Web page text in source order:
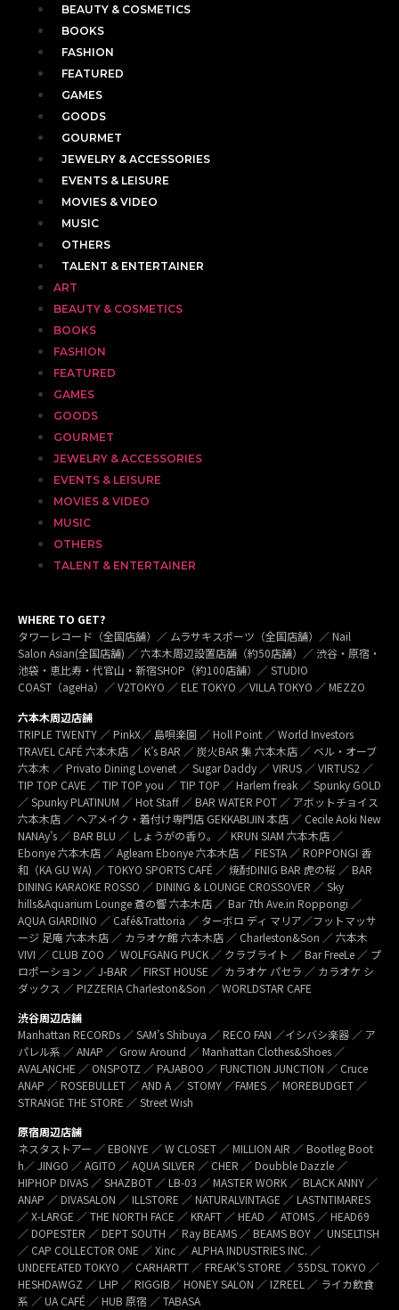
BEAUTY & COSMETICS
BOOKS
FASHION
FEATURED
GAMES
GOODS
GOURMET
JEWELRY & ACCESSORIES
EVENTS & LEISURE
MOVIES & VIDEO
MUSIC
OTHERS
TALENT & ENTERTAINER
ART
BEAUTY & COSMETICS
BOOKS
FASHION
FEATURED
GAMES
GOODS
GOURMET
JEWELRY & ACCESSORIES
EVENTS & LEISURE
MOVIES & VIDEO
MUSIC
OTHERS
TALENT & ENTERTAINER
WHERE TO GET?
タワーレコード（全国店舗）／ ムラサキスポーツ（全国店舗）／ Nail
Salon Asian(全国店舗) ／ 六本木周辺設置店舗（約50店舗）／ 渋谷・原宿・
池袋・恵比寿・代官山・新宿SHOP（約100店舗）／ STUDIO
COAST（ageHa）／ V2TOKYO ／ ELE TOKYO ／VILLA TOKYO ／ MEZZO
六本木周辺店舗
TRIPLE TWENTY ／ PinkX／ 島唄楽園 ／ Holl Point ／ World Investors
TRAVEL CAFÉ 六本木店 ／ K’s BAR ／ 炭火BAR 集 六本木店 ／ ベル・オーブ
六本木 ／ Privato Dining Lovenet ／ Sugar Daddy ／ VIRUS ／ VIRTUS2 ／
TIP TOP CAVE ／ TIP TOP you ／ TIP TOP ／ Harlem freak ／ Spunky GOLD
／ Spunky PLATINUM ／ Hot Staff ／ BAR WATER POT ／ アボットチョイス
六本木店 ／ ヘアメイク・着付け専門店 GEKKABIJIN 本店 ／ Cecile Aoki New
NANAy’s ／ BAR BLU ／ しょうがの香り。／ KRUN SIAM 六本木店 ／
Ebonye 六本木店 ／ Agleam Ebonye 六本木店 ／ FIESTA ／ ROPPONGI 香
和（KA GU WA) ／ TOKYO SPORTS CAFÉ ／ 焼酎DINIG BAR 虎の桜 ／ BAR
DINING KARAOKE ROSSO ／ DINING & LOUNGE CROSSOVER ／ Sky
hills&Aquarium Lounge 蒼の響 六本木店 ／ Bar 7th Ave.in Roppongi ／
AQUA GIARDINO ／ Café&Trattoria ／ ターボロ ディ マリア／フットマッサ
ージ 足庵 六本木店 ／ カラオケ館 六本木店 ／ Charleston&Son ／ 六本木
VIVI ／ CLUB ZOO ／ WOLFGANG PUCK ／ クラブライト ／ Bar FreeLe ／ プ
ロポーション ／ J-BAR ／ FIRST HOUSE ／ カラオケ パセラ ／ カラオケ シ
ダックス ／ PIZZERIA Charleston&Son ／ WORLDSTAR CAFE
渋谷周辺店舗
Manhattan RECORDs ／ SAM’s Shibuya ／ RECO FAN ／イシバシ楽器 ／ ア
パレル系 ／ ANAP ／ Grow Around ／ Manhattan Clothes&Shoes ／
AVALANCHE ／ ONSPOTZ ／ PAJABOO ／ FUNCTION JUNCTION ／ Cruce
ANAP ／ ROSEBULLET ／ AND A ／ STOMY ／FAMES ／ MOREBUDGET ／
STRANGE THE STORE ／ Street Wish
原宿周辺店舗
ネスタストアー ／ EBONYE ／ W CLOSET ／ MILLION AIR ／ Bootleg Boot
h／ JINGO ／ AGITO ／ AQUA SILVER ／ CHER ／ Doubble Dazzle ／
HIPHOP DIVAS ／ SHAZBOT ／ LB-03 ／ MASTER WORK ／ BLACK ANNY ／
ANAP ／ DIVASALON ／ ILLSTORE ／ NATURALVINTAGE ／ LASTNTIMARES
／ X-LARGE ／ THE NORTH FACE ／ KRAFT ／ HEAD ／ ATOMS ／ HEAD69
／ DOPESTER ／ DEPT SOUTH ／ Ray BEAMS ／ BEAMS BOY ／ UNSELTISH
／ CAP COLLECTOR ONE ／ Xinc ／ ALPHA INDUSTRIES INC. ／
UNDEFEATED TOKYO ／ CARHARTT ／ FREAK’S STORE ／ 55DSL TOKYO ／
HESHDAWGZ ／ LHP ／ RIGGIB／ HONEY SALON ／ IZREEL ／ ライカ飲食
系 ／ UA CAFÉ ／ HUB 原宿 ／ TABASA